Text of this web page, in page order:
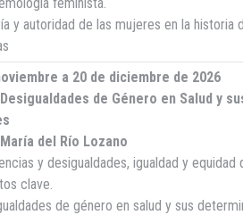
y autoridad de las mujeres en la historia
a 20 de diciembre de
de Género en Salud y
del Río Lozano
y desigualdades, igualdad y equidad
clave.
de género en salud y sus